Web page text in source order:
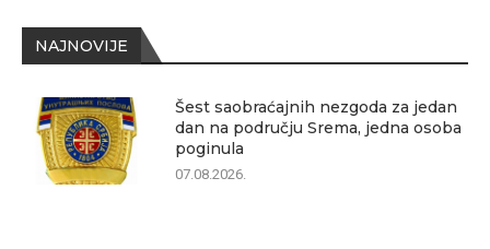
NAJNOVIJE
Šest saobraćajnih nezgoda za jedan
dan na području Srema, jedna osoba
poginula
07.08.2026.